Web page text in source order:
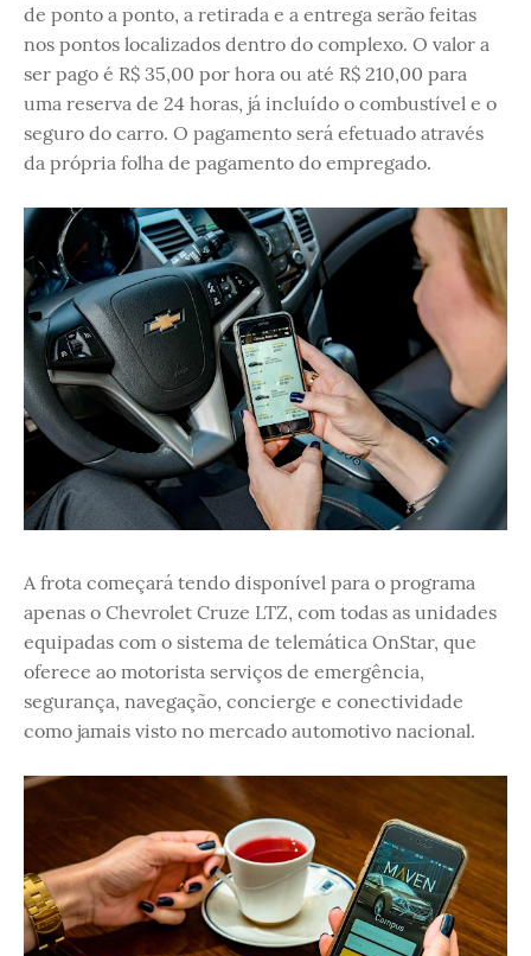
de ponto a ponto, a retirada e a entrega serão feitas
nos pontos localizados dentro do complexo. O valor a
ser pago é R$ 35,00 por hora ou até R$ 210,00 para
uma reserva de 24 horas, já incluído o combustível e o
seguro do carro. O pagamento será efetuado através
da própria folha de pagamento do empregado.
A frota começará tendo disponível para o programa
apenas o Chevrolet Cruze LTZ, com todas as unidades
equipadas com o sistema de telemática OnStar, que
oferece ao motorista serviços de emergência,
segurança, navegação, concierge e conectividade
como jamais visto no mercado automotivo nacional.